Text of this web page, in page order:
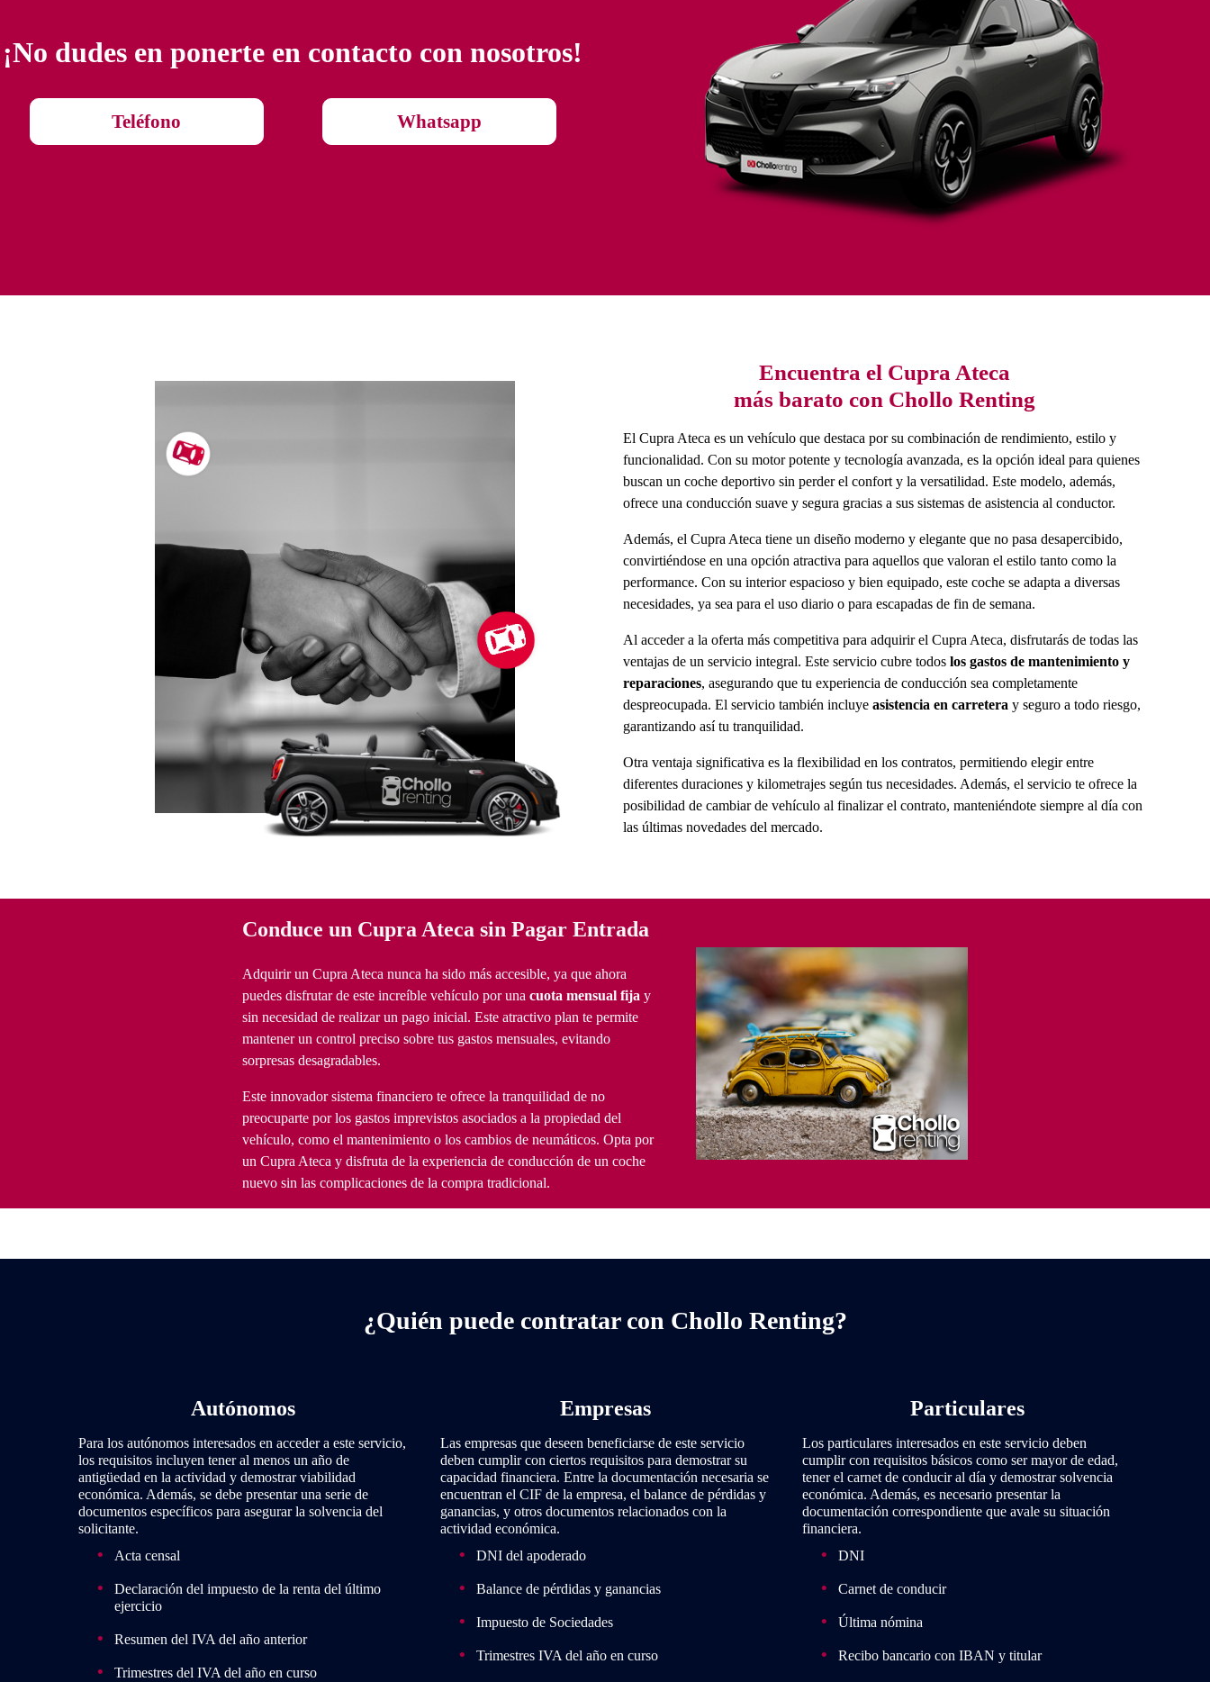
¡No dudes en ponerte en contacto con nosotros!
Teléfono Whatsapp
Encuentra el Cupra Ateca
más barato con Chollo Renting
El Cupra Ateca es un vehículo que destaca por su combinación de rendimiento, estilo y
funcionalidad. Con su motor potente y tecnología avanzada, es la opción ideal para quienes
buscan un coche deportivo sin perder el confort y la versatilidad. Este modelo, además,
ofrece una conducción suave y segura gracias a sus sistemas de asistencia al conductor.
Además, el Cupra Ateca tiene un diseño moderno y elegante que no pasa desapercibido,
convirtiéndose en una opción atractiva para aquellos que valoran el estilo tanto como la
performance. Con su interior espacioso y bien equipado, este coche se adapta a diversas
necesidades, ya sea para el uso diario o para escapadas de fin de semana.
Al acceder a la oferta más competitiva para adquirir el Cupra Ateca, disfrutarás de todas las
ventajas de un servicio integral. Este servicio cubre todos los gastos de mantenimiento y
reparaciones, asegurando que tu experiencia de conducción sea completamente
despreocupada. El servicio también incluye asistencia en carretera y seguro a todo riesgo,
garantizando así tu tranquilidad.
Otra ventaja significativa es la flexibilidad en los contratos, permitiendo elegir entre
diferentes duraciones y kilometrajes según tus necesidades. Además, el servicio te ofrece la
posibilidad de cambiar de vehículo al finalizar el contrato, manteniéndote siempre al día con
las últimas novedades del mercado.
Conduce un Cupra Ateca sin Pagar Entrada
Adquirir un Cupra Ateca nunca ha sido más accesible, ya que ahora
puedes disfrutar de este increíble vehículo por una cuota mensual fija y
sin necesidad de realizar un pago inicial. Este atractivo plan te permite
mantener un control preciso sobre tus gastos mensuales, evitando
sorpresas desagradables.
Este innovador sistema financiero te ofrece la tranquilidad de no
preocuparte por los gastos imprevistos asociados a la propiedad del
vehículo, como el mantenimiento o los cambios de neumáticos. Opta por
un Cupra Ateca y disfruta de la experiencia de conducción de un coche
nuevo sin las complicaciones de la compra tradicional.
¿Quién puede contratar con Chollo Renting?
Autónomos
Para los autónomos interesados en acceder a este servicio,
los requisitos incluyen tener al menos un año de
antigüedad en la actividad y demostrar viabilidad
económica. Además, se debe presentar una serie de
documentos específicos para asegurar la solvencia del
solicitante.
Acta censal
Declaración del impuesto de la renta del último
ejercicio
Resumen del IVA del año anterior
Trimestres del IVA del año en curso
Empresas
Las empresas que deseen beneficiarse de este servicio
deben cumplir con ciertos requisitos para demostrar su
capacidad financiera. Entre la documentación necesaria se
encuentran el CIF de la empresa, el balance de pérdidas y
ganancias, y otros documentos relacionados con la
actividad económica.
DNI del apoderado
Balance de pérdidas y ganancias
Impuesto de Sociedades
Trimestres IVA del año en curso
Particulares
Los particulares interesados en este servicio deben
cumplir con requisitos básicos como ser mayor de edad,
tener el carnet de conducir al día y demostrar solvencia
económica. Además, es necesario presentar la
documentación correspondiente que avale su situación
financiera.
DNI
Carnet de conducir
Última nómina
Recibo bancario con IBAN y titular